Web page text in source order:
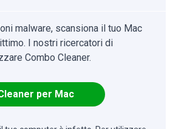
malware, scansiona il tuo Mac
I nostri ricercatori di
Combo Cleaner.
per Mac